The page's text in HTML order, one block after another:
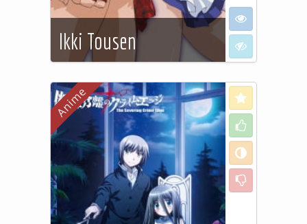
Ikki Tousen
I want to see
I don't want to
Love
Like
Neutral
Dislike